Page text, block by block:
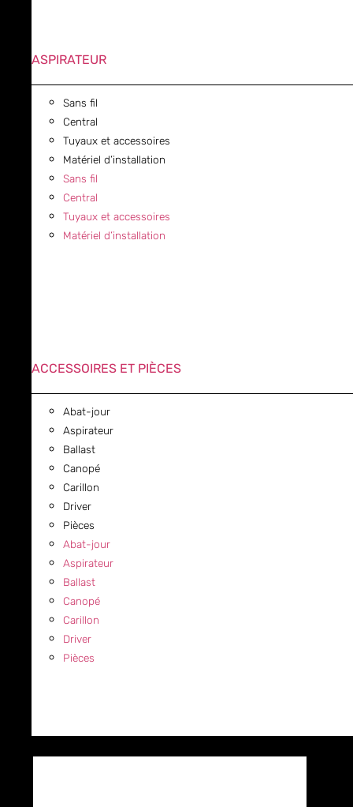
ASPIRATEUR
Sans fil
Central
Tuyaux et accessoires
Matériel d’installation
Sans fil
Central
Tuyaux et accessoires
Matériel d’installation
ACCESSOIRES ET PIÈCES
Abat-jour
Aspirateur
Ballast
Canopé
Carillon
Driver
Pièces
Abat-jour
Aspirateur
Ballast
Canopé
Carillon
Driver
Pièces